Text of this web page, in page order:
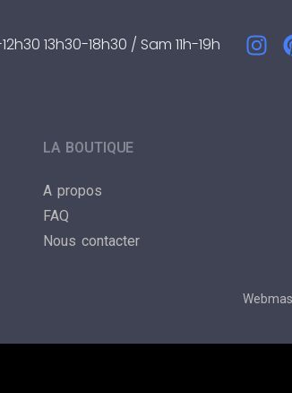
13h30-18h30 / Sam 11h-19h
LA BOUTIQUE
A propos
FAQ
Nous contacter